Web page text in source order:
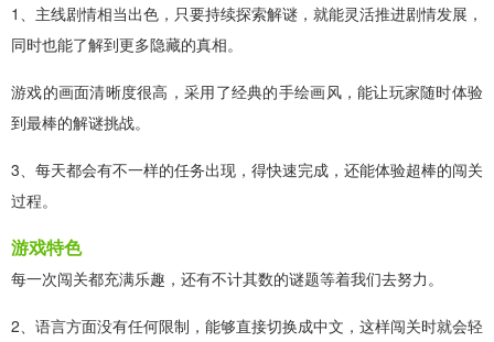
1、主线剧情相当出色，只要持续探索解谜，就能灵活推进剧情发展，
同时也能了解到更多隐藏的真相。
游戏的画面清晰度很高，采用了经典的手绘画风，能让玩家随时体验
到最棒的解谜挑战。
3、每天都会有不一样的任务出现，得快速完成，还能体验超棒的闯关
过程。
游戏特色
每一次闯关都充满乐趣，还有不计其数的谜题等着我们去努力。
2、语言方面没有任何限制，能够直接切换成中文，这样闯关时就会轻